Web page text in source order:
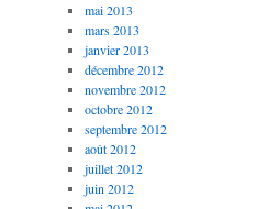
mai 2013
mars 2013
janvier 2013
décembre 2012
novembre 2012
octobre 2012
septembre 2012
août 2012
juillet 2012
juin 2012